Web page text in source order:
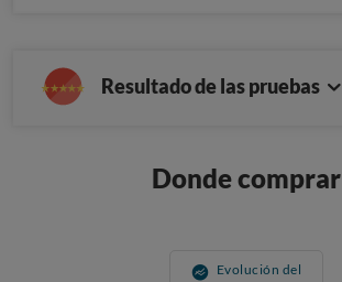
Resultado de las pruebas
Donde comprar
Evolución del